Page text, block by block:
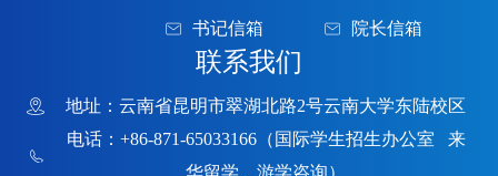
书记信箱 院长信箱
联系我们
地址：云南省昆明市翠湖北路2号云南大学东陆校区
电话：+86-871-65033166（国际学生招生办公室 来